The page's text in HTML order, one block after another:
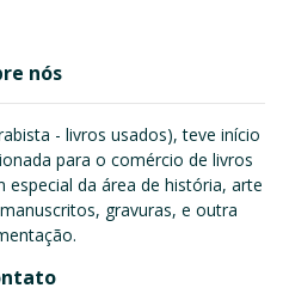
nós
- livros usados), teve início
para o comércio de livros
da área de história, arte
gravuras, e outra